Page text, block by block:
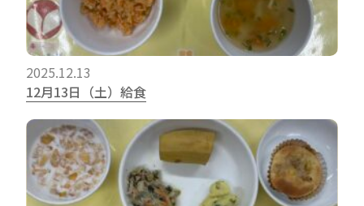
2025.12.13
12月13日（土）給食